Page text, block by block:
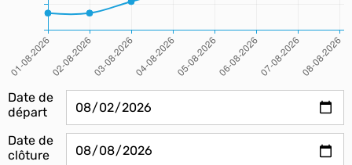
Date de
départ
Date de
clôture